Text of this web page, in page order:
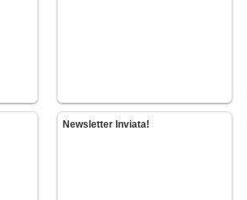
Newsletter Inviata!